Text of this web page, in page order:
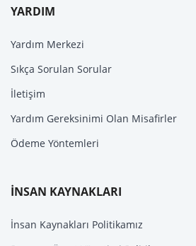
YARDIM
Yardım Merkezi
Sıkça Sorulan Sorular
İletişim
Yardım Gereksinimi Olan Misafirler
Ödeme Yöntemleri
İNSAN KAYNAKLARI
İnsan Kaynakları Politikamız